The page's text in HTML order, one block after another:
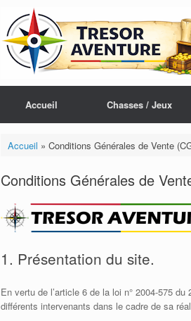
Accueil Chasses / Jeux
Accueil » Conditions Générales de Vente
Conditions Générales de
1. Présentation du site.
En vertu de l’article 6 de la loi n° 2004-575
différents intervenants dans le cadre de sa